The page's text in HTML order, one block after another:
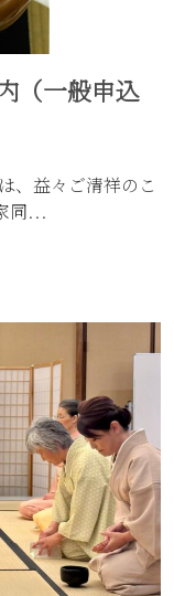
（一般申込
、益々ご清祥のこ
同...